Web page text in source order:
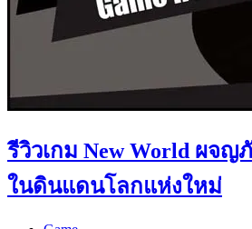
รีวิวเกม New World ผจญ
ในดินแดนโลกแห่งใหม่